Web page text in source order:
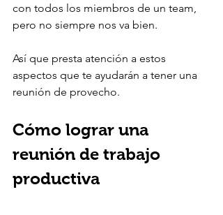
con todos los miembros de un team,
pero no siempre nos va bien.
Así que presta atención a estos
aspectos que te ayudarán a tener una
reunión de provecho.
Cómo lograr una
reunión de trabajo
productiva